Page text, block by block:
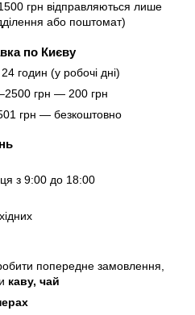
грн відправляються лише
або поштомат)
по Києву
годин (у робочі дні)
грн — 200 грн
грн — безкоштовно
з 9:00 до 18:00
попередне замовлення,
каву, чай